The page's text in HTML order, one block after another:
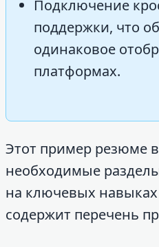
Подключение
поддержки, что
одинаковое
платформах.
Этот пример резюме
необходимые
на ключевых
содержит перечень